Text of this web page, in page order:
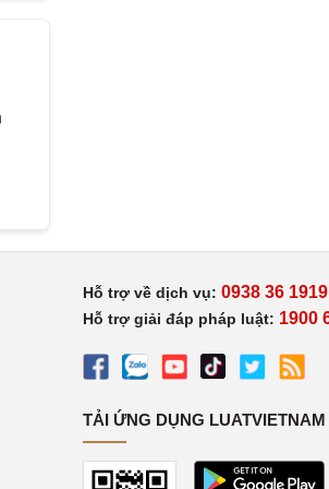
Hỗ trợ về dịch vụ: 0938 36 1919
Hỗ trợ giải đáp pháp luật: 1900
TẢI ỨNG DỤNG LUATVIETNAM